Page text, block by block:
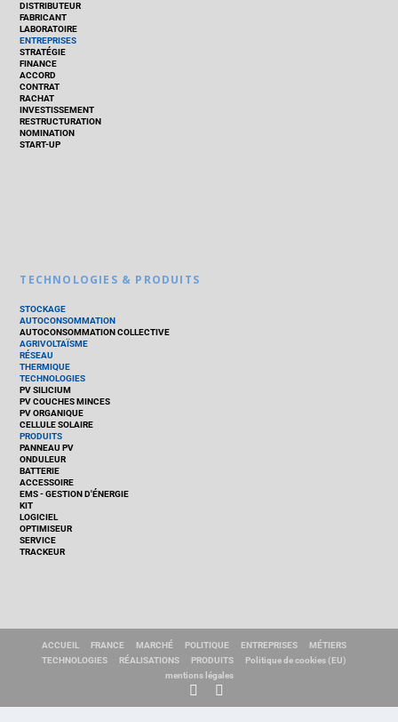
DISTRIBUTEUR
FABRICANT
LABORATOIRE
ENTREPRISES
STRATÉGIE
FINANCE
ACCORD
CONTRAT
RACHAT
INVESTISSEMENT
RESTRUCTURATION
NOMINATION
START-UP
TECHNOLOGIES & PRODUITS
STOCKAGE
AUTOCONSOMMATION
AUTOCONSOMMATION COLLECTIVE
AGRIVOLTAÏSME
RÉSEAU
THERMIQUE
TECHNOLOGIES
PV SILICIUM
PV COUCHES MINCES
PV ORGANIQUE
CELLULE SOLAIRE
PRODUITS
PANNEAU PV
ONDULEUR
BATTERIE
ACCESSOIRE
EMS - GESTION D'ÉNERGIE
KIT
LOGICIEL
OPTIMISEUR
SERVICE
TRACKEUR
ACCUEIL FRANCE MARCHÉ POLITIQUE ENTREPRISES
MÉTIERS
TECHNOLOGIES
RÉALISATIONS PRODUITS
Politique de cookies (EU)
mentions légales